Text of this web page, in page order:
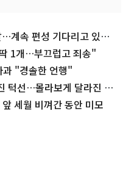
계속 편성 기다리고 있
1개…부끄럽고 죄송"
과 "경솔한 언행"
턱선…몰라보게 달라진 근
세월 비껴간 동안 미모